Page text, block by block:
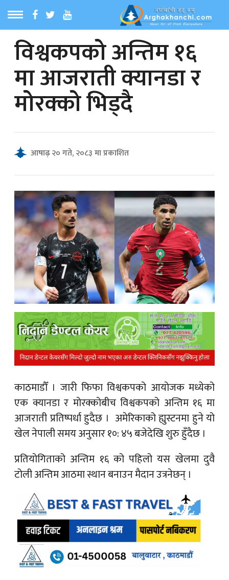
MENU
समाचार
News
विश्वकपको अन्तिम १६
मा आजराती क्यानडा र
मोरक्को भिड्दै
आषाढ़ २० गते, २०८३ मा प्रकाशित
काठमाडौँ । जारी फिफा विश्वकपको आयोजक मध्येको
एक क्यानडा र मोरक्कोबीच विश्वकपको अन्तिम १६ मा
आजराती प्रतिष्पर्धा हुदैछ । अमेरिकाको ह्युस्टनमा हुने यो
खेल नेपाली समय अनुसार १०: ४५ बजेदेखि शुरु हुँदैछ ।
प्रतियोगिताको अन्तिम १६ को पहिलो यस खेलमा दुवै
टोली अन्तिम आठमा स्थान बनाउन मैदान उत्रनेछन् ।